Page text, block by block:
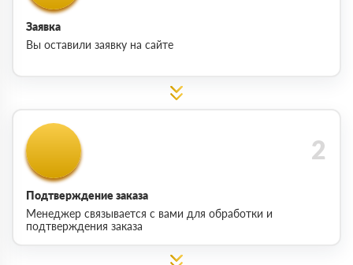
Заявка
Вы оставили заявку на сайте
Подтверждение заказа
Менеджер связывается с вами для обработки и
подтверждения заказа